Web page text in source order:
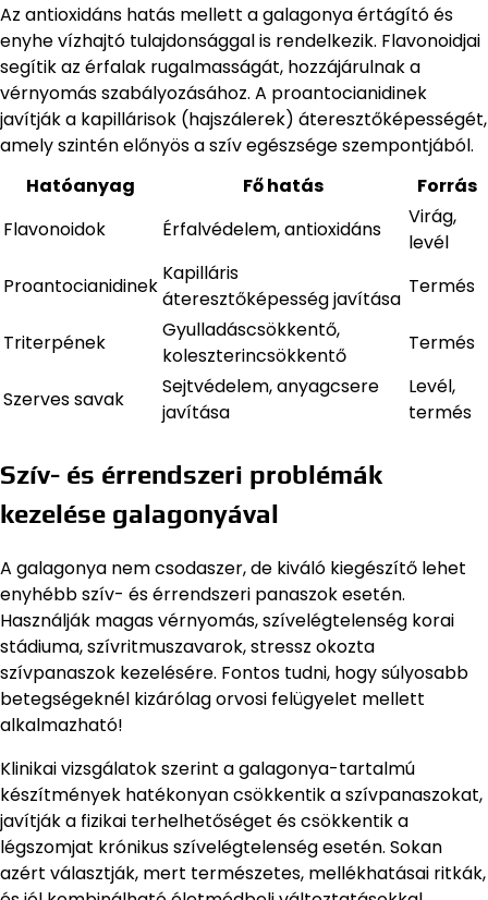
Az antioxidáns hatás mellett a galagonya értágító és
enyhe vízhajtó tulajdonsággal is rendelkezik. Flavonoidjai
segítik az érfalak rugalmasságát, hozzájárulnak a
vérnyomás szabályozásához. A proantocianidinek
javítják a kapillárisok (hajszálerek) áteresztőképességét,
amely szintén előnyös a szív egészsége szempontjából.
Hatóanyag
Fő hatás
Forrás
Flavonoidok
Érfalvédelem, antioxidáns
Virág,
levél
Proantocianidinek
Kapilláris
áteresztőképesség javítása
Termés
Triterpének
Gyulladáscsökkentő,
koleszterincsökkentő
Termés
Szerves savak
Sejtvédelem, anyagcsere
javítása
Levél,
termés
Szív- és érrendszeri problémák
kezelése galagonyával
A galagonya nem csodaszer, de kiváló kiegészítő lehet
enyhébb szív- és érrendszeri panaszok esetén.
Használják magas vérnyomás, szívelégtelenség korai
stádiuma, szívritmuszavarok, stressz okozta
szívpanaszok kezelésére. Fontos tudni, hogy súlyosabb
betegségeknél kizárólag orvosi felügyelet mellett
alkalmazható!
Klinikai vizsgálatok szerint a galagonya-tartalmú
készítmények hatékonyan csökkentik a szívpanaszokat,
javítják a fizikai terhelhetőséget és csökkentik a
légszomjat krónikus szívelégtelenség esetén. Sokan
azért választják, mert természetes, mellékhatásai ritkák,